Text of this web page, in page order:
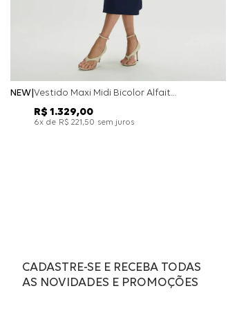
NEW Vestido Maxi Midi Bicolor Alfaitaria Navy - Marinho
R$ 1 .329,00
6x de R$ 221,50 sem juros
CADASTRE-SE E RECEBA TODAS
AS NOVIDADES E PROMOÇÕES